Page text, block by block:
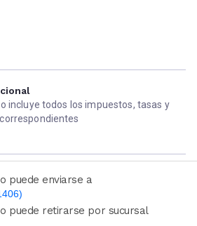
incluye todos los impuestos, tasas y
puede enviarse a
(sólo números)
puede retirarse por sucursal